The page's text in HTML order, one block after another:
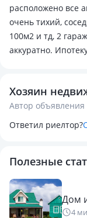
расположено все
очень тихий,
100м2 и тд, 2
аккуратно.
Хозяин
Автор объявления
Ответил риелтор?
Полезные
Дом
4